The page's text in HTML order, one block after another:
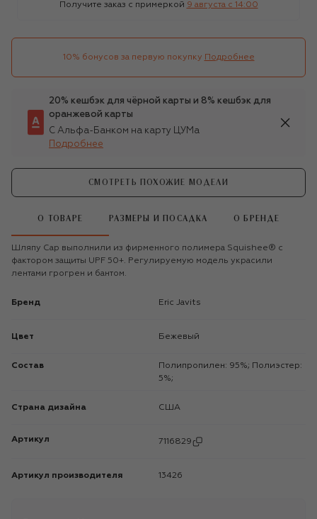
Получите заказ с примеркой 9 августа c 14:00
10% бонусов за первую покупку Подробнее
20% кешбэк для чёрной карты и 8% кешбэк для
оранжевой карты
С Альфа-Банком на карту ЦУМа
Подробнее
СМОТРЕТЬ ПОХОЖИЕ МОДЕЛИ
О ТОВАРЕ РАЗМЕРЫ И ПОСАДКА О БРЕНДЕ
Шляпу Cap выполнили из фирменного полимера Squishee® с
фактором защиты UPF 50+. Регулируемую модель украсили
лентами грогрен и бантом.
Бренд Eric Javits
Цвет Бежевый
Состав
Полипропилен: 95%; Полиэстер:
5%;
Страна дизайна США
Артикул 7116829
Артикул производителя 13426